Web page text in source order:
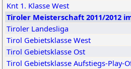
Knt 1. Klasse West
Tiroler Meisterschaft 2011/2012
Tiroler Landesliga
Tirol Gebietsklasse West
Tirol Gebietsklasse Ost
Tirol Gebietsklasse Aufstiegs-Play-